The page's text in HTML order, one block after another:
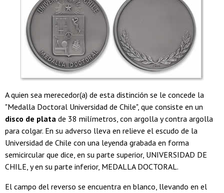
A quien sea merecedor(a) de esta distinción se le concede la
"Medalla Doctoral Universidad de Chile", que consiste en un
disco de plata de 38 milímetros, con argolla y contra argolla
para colgar. En su adverso lleva en relieve el escudo de la
Universidad de Chile con una leyenda grabada en forma
semicircular que dice, en su parte superior, UNIVERSIDAD DE
CHILE, y en su parte inferior, MEDALLA DOCTORAL.
El campo del reverso se encuentra en blanco, llevando en el